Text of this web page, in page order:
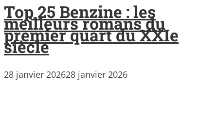
Top 25 Benzine : les
meilleurs romans du
premier quart du XXIe
siècle
28 janvier 202628 janvier 2026